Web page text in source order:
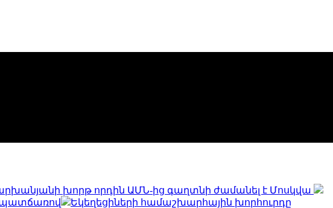
խորթ որդին ԱՄՆ-ից գաղտնի ժամանել է Մոսկվա
պատճառով
Եկեղեցիների համաշխարհային խորհուրդը